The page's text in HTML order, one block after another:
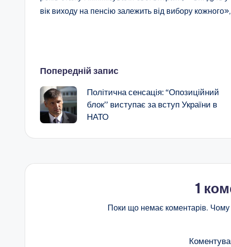
вік виходу на пенсію залежить від вибору
Навігація
по
запису
Попередній запис
Політична сенсація: “Опозиційний
блок” виступає за вступ України в
НАТО
1
Поки що немає коментарів.